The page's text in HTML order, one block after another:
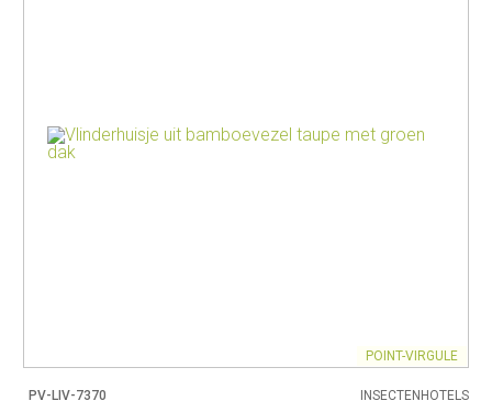
POINT-VIRGULE
PV-LIV-7370 INSECTENHOTELS